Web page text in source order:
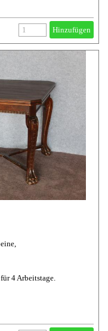
Hinzufügen
4 Arbeitstage.